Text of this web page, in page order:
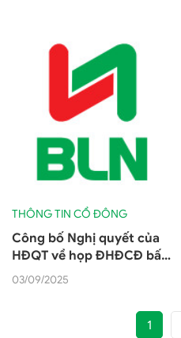
THÔNG TIN CỔ ĐÔNG
Công bố Nghị quyết của
HĐQT về họp ĐHĐCĐ bất
thường lần 1 năm 2025
03/09/2025
1